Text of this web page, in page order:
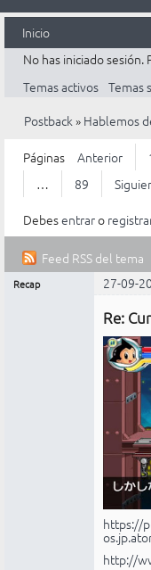
Inicio
No has iniciado sesión.
Temas activos Temas
Postback» Hablemos
Páginas Anterior
…
89
Debesentraro
Feed RSS del tema
Recap 27-09-
Re:
https://
http://